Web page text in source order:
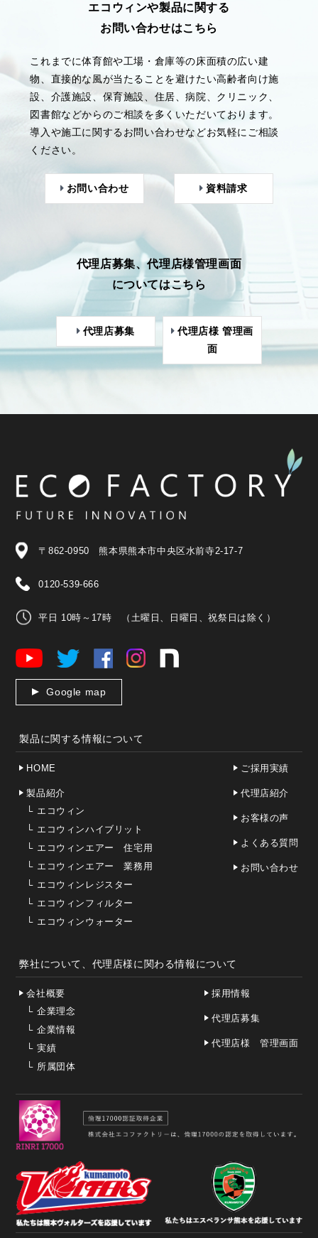
エコウィンや製品に関する
お問い合わせはこちら
これまでに体育館や工場・倉庫等の床面積の広い建
物、直接的な風が当たることを避けたい高齢者向け施
設、介護施設、保育施設、住居、病院、クリニック、
図書館などからのご相談を多くいただいております。
導入や施工に関するお問い合わせなどお気軽にご相談
ください。
お問い合わせ 資料請求
代理店募集、代理店様管理画面
についてはこちら
代理店募集
代理店様 管理画
面
〒862-0950 熊本県熊本市中央区水前寺2-17-7
0120-539-666
平日 10時～17時 （土曜日、日曜日、祝祭日は除く）
Google map
製品に関する情報について
HOME
製品紹介
└ エコウィン
└ エコウィンハイブリット
└ エコウィンエアー 住宅用
└ エコウィンエアー 業務用
└ エコウィンレジスター
└ エコウィンフィルター
└ エコウィンウォーター
ご採用実績
代理店紹介
お客様の声
よくある質問
お問い合わせ
弊社について、代理店様に関わる情報について
会社概要
└ 企業理念
└ 企業情報
└ 実績
└ 所属団体
採用情報
代理店募集
代理店様 管理画面